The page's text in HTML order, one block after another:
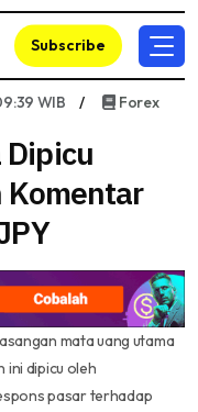
Subscribe
WIB Forex
mata uang utama
ini dipicu oleh
pasar terhadap